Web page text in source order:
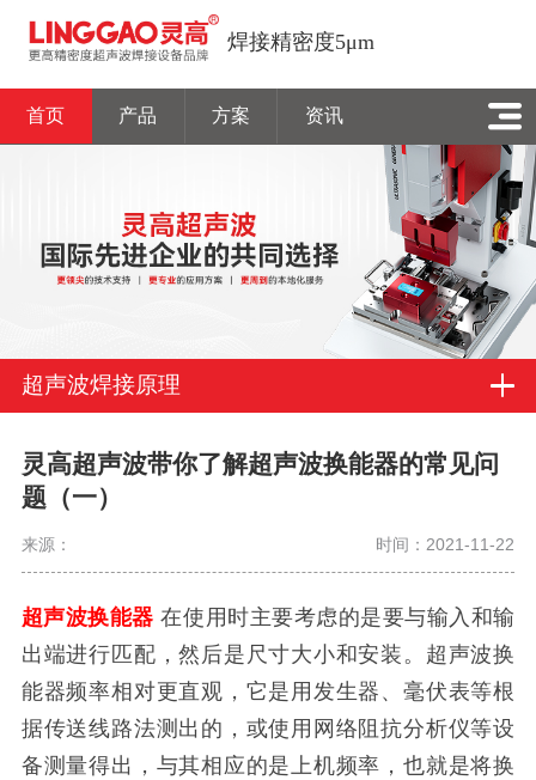
焊接精密度5μm
首页 产品 方案 资讯
超声波焊接原理
灵高超声波带你了解超声波换能器的常见问
题（一）
来源： 时间：2021-11-22
超声波换能器 在使用时主要考虑的是要与输入和输
出端进行匹配，然后是尺寸大小和安装。超声波换
能器频率相对更直观，它是用发生器、毫伏表等根
据传送线路法测出的，或使用网络阻抗分析仪等设
备测量得出，与其相应的是上机频率，也就是将换